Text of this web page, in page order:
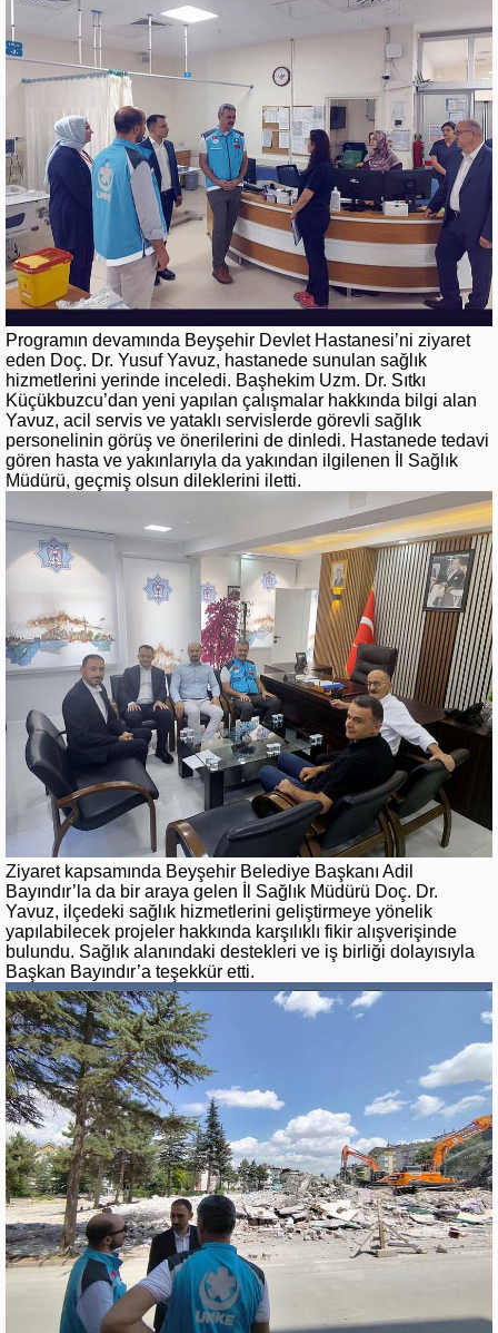
Programın devamında Beyşehir Devlet Hastanesi’ni ziyaret
eden Doç. Dr. Yusuf Yavuz, hastanede sunulan sağlık
hizmetlerini yerinde inceledi. Başhekim Uzm. Dr. Sıtkı
Küçükbuzcu’dan yeni yapılan çalışmalar hakkında bilgi alan
Yavuz, acil servis ve yataklı servislerde görevli sağlık
personelinin görüş ve önerilerini de dinledi. Hastanede tedavi
gören hasta ve yakınlarıyla da yakından ilgilenen İl Sağlık
Müdürü, geçmiş olsun dileklerini iletti.
Ziyaret kapsamında Beyşehir Belediye Başkanı Adil
Bayındır’la da bir araya gelen İl Sağlık Müdürü Doç. Dr.
Yavuz, ilçedeki sağlık hizmetlerini geliştirmeye yönelik
yapılabilecek projeler hakkında karşılıklı fikir alışverişinde
bulundu. Sağlık alanındaki destekleri ve iş birliği dolayısıyla
Başkan Bayındır’a teşekkür etti.